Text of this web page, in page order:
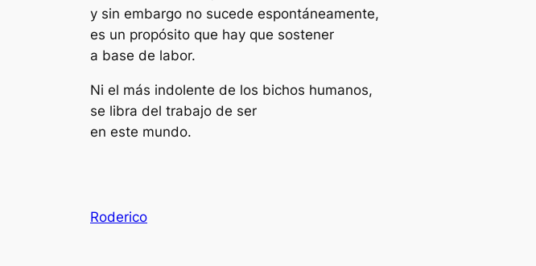
y sin embargo no sucede espontáneamente,
es un propósito que hay que sostener
a base de labor.
Ni el más indolente de los bichos humanos,
se libra del trabajo de ser
en este mundo.
Roderico